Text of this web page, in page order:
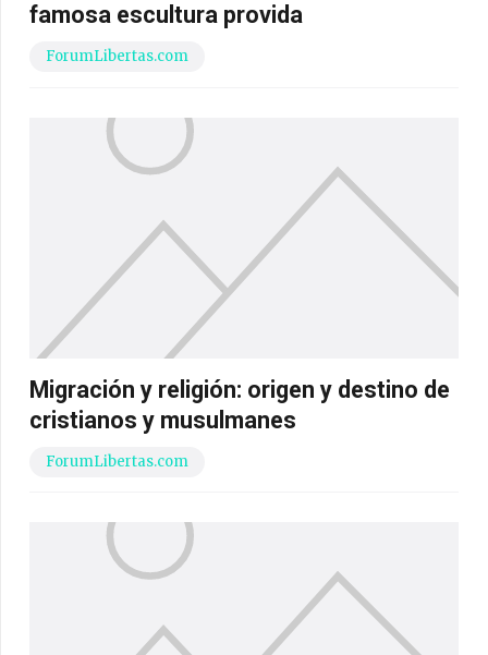
famosa escultura provida
ForumLibertas.com
Migración y religión: origen y destino de
cristianos y musulmanes
ForumLibertas.com